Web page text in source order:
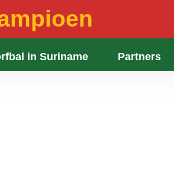
in Suriname Partners